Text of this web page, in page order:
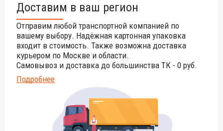
Доставим в ваш регион
Отправим любой транспортной компанией по
вашему выбору. Надёжная картонная упаковка
входит в стоимость. Также возможна доставка
курьером по Москве и области.
Самовывоз и доставка до большинства ТК - 0 руб.
Подробнее